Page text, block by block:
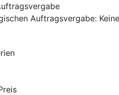
Auftragsvergabe: